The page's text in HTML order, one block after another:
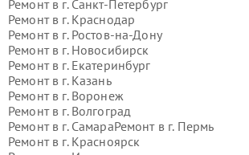
Ремонт в г. Санкт-Петербург
Ремонт в г. Краснодар
Ремонт в г. Ростов-на-Дону
Ремонт в г. Новосибирск
Ремонт в г. Екатеринбург
Ремонт в г. Казань
Ремонт в г. Воронеж
Ремонт в г. Волгоград
Ремонт в г. СамараРемонт в г. Пермь
Ремонт в г. Красноярск